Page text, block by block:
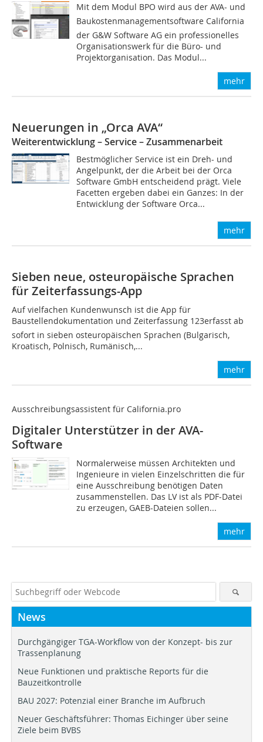
Mit dem Modul BPO wird aus der AVA- und
Baukostenmanagementsoftware California
der G&W Software AG ein professionelles
Organisationswerk für die Büro- und
Projektorganisation. Das Modul...
mehr
Neuerungen in „Orca AVA“
Weiterentwicklung – Service – Zusammenarbeit
Bestmöglicher Service ist ein Dreh- und
Angelpunkt, der die Arbeit bei der Orca
Software GmbH entscheidend prägt. Viele
Facetten ergeben dabei ein Ganzes: In der
Entwicklung der Software Orca...
mehr
Sieben neue, osteuropäische Sprachen
für Zeiterfassungs-App
Auf vielfachen Kundenwunsch ist die App für
Baustellendokumentation und Zeiterfassung 123erfasst ab
sofort in sieben osteuropäischen Sprachen (Bulgarisch,
Kroatisch, Polnisch, Rumänisch,...
mehr
Ausschreibungsassistent für California.pro
Digitaler Unterstützer in der AVA-
Software
Normalerweise müssen Architekten und
Ingenieure in vielen Einzelschritten die für
eine Ausschreibung benötigen Daten
zusammenstellen. Das LV ist als PDF-Datei
zu erzeugen, GAEB-Dateien sollen...
mehr
News
Durchgängiger TGA-Workflow von der Konzept- bis zur
Trassenplanung
Neue Funktionen und praktische Reports für die
Bauzeitkontrolle
BAU 2027: Potenzial einer Branche im Aufbruch
Neuer Geschäftsführer: Thomas Eichinger über seine
Ziele beim BVBS